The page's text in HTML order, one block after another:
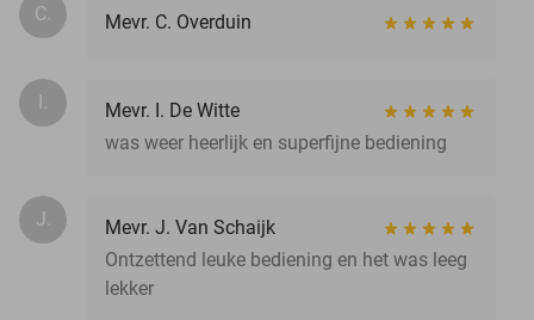
C. Mevr. C. Overduin
I.
Mevr. I. De Witte
was weer heerlijk en superfijne bediening
J.
Mevr. J. Van Schaijk
Ontzettend leuke bediening en het was leeg
lekker